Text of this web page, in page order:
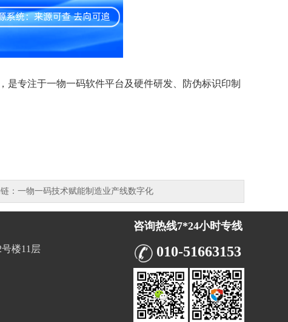
是专注于一物一码软件平台及硬件研发、防伪标识印制
：一物一码技术赋能制造业产线数字化
楼11层
咨询热线7*24小时专线
010-51663153